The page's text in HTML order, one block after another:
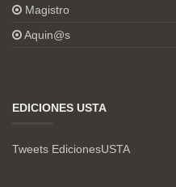
Magistro
Aquin@s
EDICIONES USTA
Tweets EdicionesUSTA